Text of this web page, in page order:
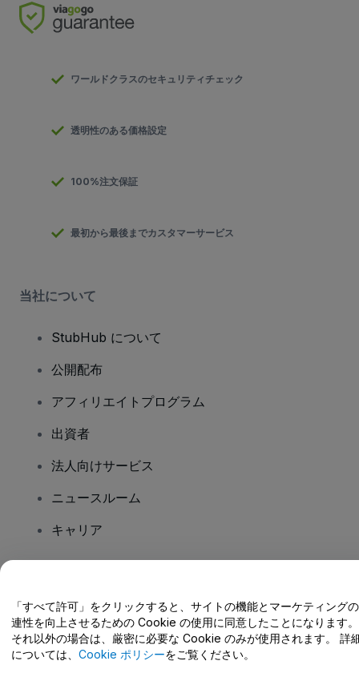
ワールドクラスのセキュリティチェック
透明性のある価格設定
100%注文保証
最初から最後までカスタマーサービス
当社について
StubHub について
公開配布
アフィリエイトプログラム
出資者
法人向けサービス
ニュースルーム
キャリア
ヘルプセンター / こちらまでご連絡下さい
「すべて許可」をクリックすると、サイトの機能とマーケティング
連性を向上させるための Cookie の使用に同意したことになります。
それ以外の場合は、厳密に必要な Cookie のみが使用されます。 詳
については、 Cookie ポリシーをご覧ください。